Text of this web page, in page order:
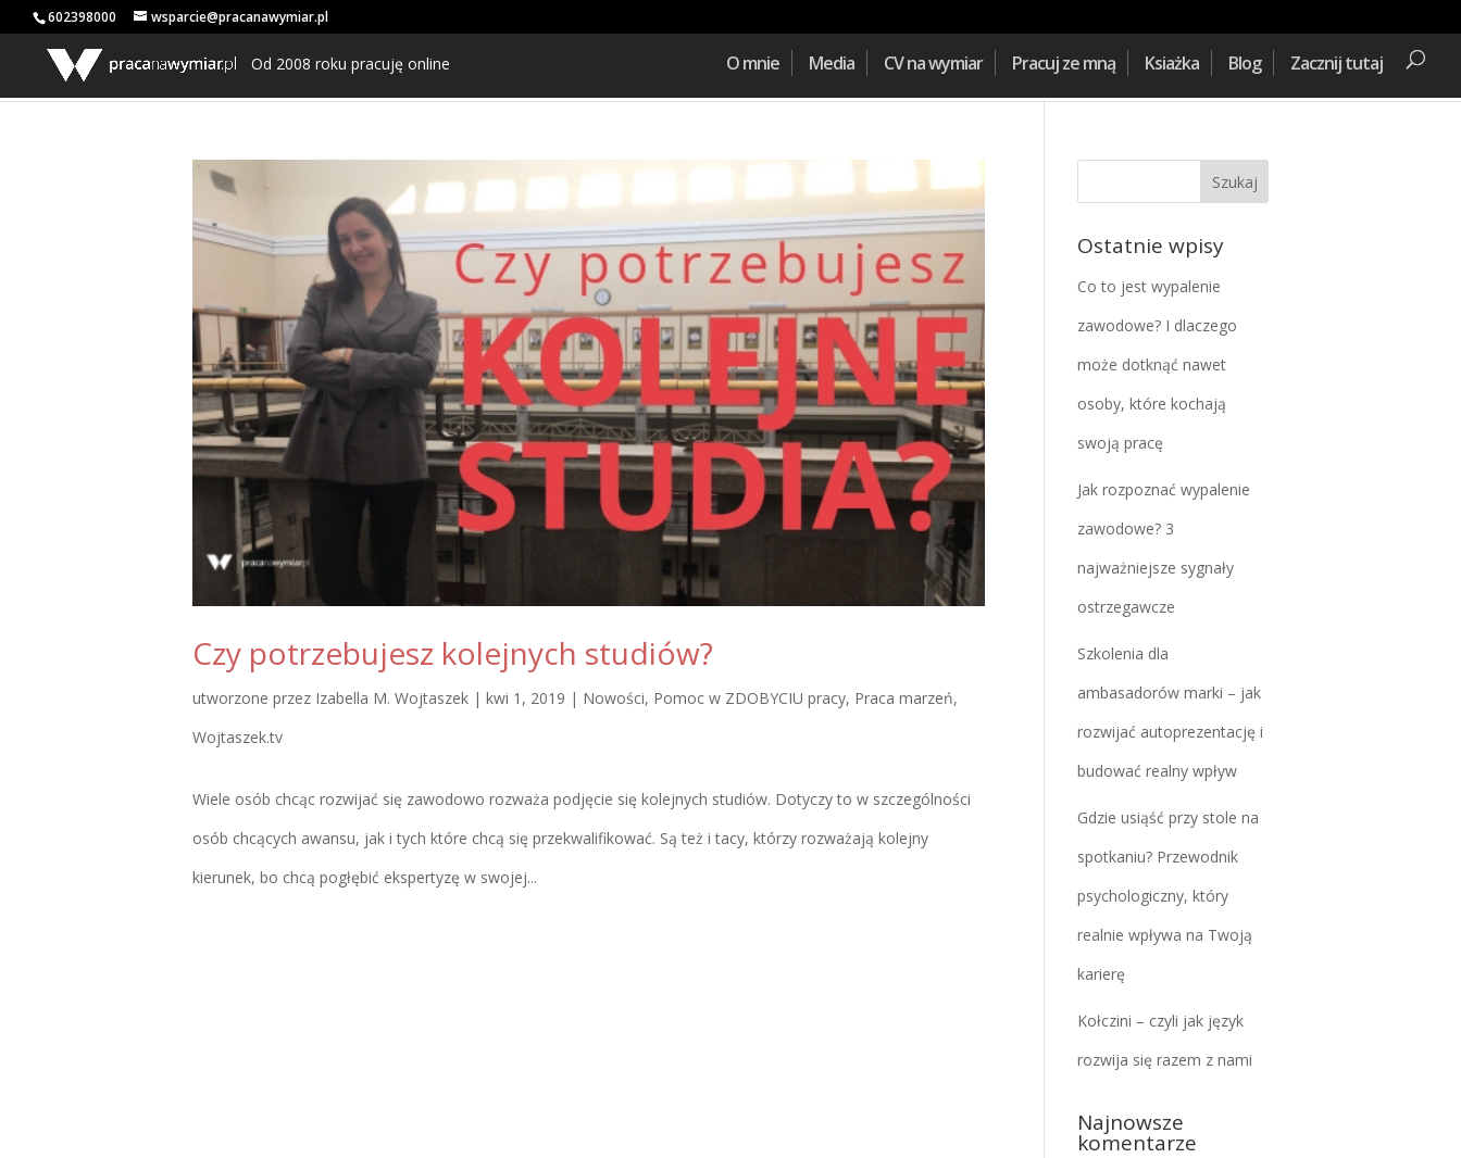
602398000 wsparcie@pracanawymiar.pl
Od 2008 roku pracuję online O mnie Media CV na wymiar Pracuj ze mną Ksiażka Blog Zacznij tutaj
Czy potrzebujesz kolejnych studiów?
utworzone przez Izabella M. Wojtaszek| kwi 1, 2019 | Nowości, Pomoc w ZDOBYCIU pracy, Praca marzeń,
Wojtaszek.tv
Wiele osób chcąc rozwijać się zawodowo rozważa podjęcie się kolejnych studiów. Dotyczy to w szczególności
osób chcących awansu, jak i tych które chcą się przekwalifikować. Są też i tacy, którzy rozważają kolejny
kierunek, bo chcą pogłębić ekspertyzę w swojej...
Ostatnie wpisy
Co to jest wypalenie
zawodowe? I dlaczego
może dotknąć nawet
osoby, które kochają
swoją pracę
Jak rozpoznać wypalenie
zawodowe? 3
najważniejsze sygnały
ostrzegawcze
Szkolenia dla
ambasadorów marki – jak
rozwijać autoprezentację i
budować realny wpływ
Gdzie usiąść przy stole na
spotkaniu? Przewodnik
psychologiczny, który
realnie wpływa na Twoją
karierę
Kołczini – czyli jak język
rozwija się razem z nami
Najnowsze
komentarze